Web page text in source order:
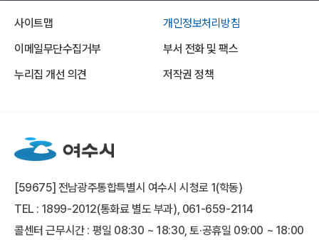
사이트맵
개인정보처리방침
이메일무단수집거부
부서 전화 및 팩스
누리집 개선 의견
저작권 정책
[59675] 전남광주통합특별시 여수시 시청로 1(학동)
TEL : 1899-2012(통화료 별도 부과), 061-659-2114
콜센터 근무시간 : 평일 08:30 ~ 18:30, 토·공휴일 09:00 ~ 18:00